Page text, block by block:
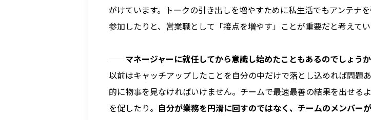
がけています。トークの引き出しを増やすために私生活でもアンテナ
参加したりと、営業職として「接点を増やす」ことが重要だと考えてい
──マネージャーに就任してから意識し始めたこともあるのでしょうか
以前はキャッチアップしたことを自分の中だけで落とし込めれば問題
的に物事を見なければいけません。チームで最速最善の結果を出せる
を促したり。 自分が業務を円滑に回すのではなく、チームのメンバー